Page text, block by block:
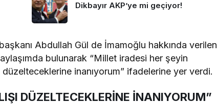
Dikbayır AKP’ye mi geçiyor!
Abdullah Gül de İmamoğlu hakkında verilen
bulunarak “Millet iradesi her şeyin
inanıyorum” ifadelerine yer verdi.
DÜZELTECEKLERİNE İNANIYORUM”